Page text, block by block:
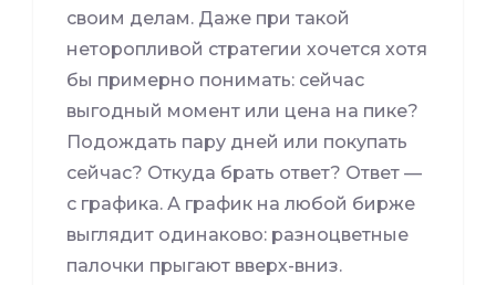
своим делам. Даже при такой
неторопливой стратегии хочется хотя
бы примерно понимать: сейчас
выгодный момент или цена на пике?
Подождать пару дней или покупать
сейчас? Откуда брать ответ? Ответ —
с графика. А график на любой бирже
выглядит одинаково: разноцветные
палочки прыгают вверх-вниз.